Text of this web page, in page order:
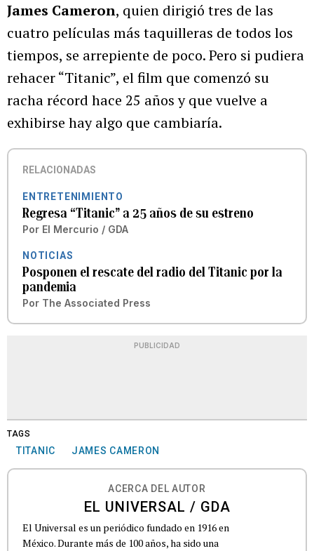
James Cameron, quien dirigió tres de las
cuatro películas más taquilleras de todos los
tiempos, se arrepiente de poco. Pero si pudiera
rehacer “Titanic”, el film que comenzó su
racha récord hace 25 años y que vuelve a
exhibirse hay algo que cambiaría.
RELACIONADAS
ENTRETENIMIENTO
Regresa “Titanic” a 25 años de su estreno
Por El Mercurio / GDA
NOTICIAS
Posponen el rescate del radio del Titanic por la
pandemia
Por The Associated Press
PUBLICIDAD
TAGS
TITANIC JAMES CAMERON
ACERCA DEL AUTOR
EL UNIVERSAL / GDA
El Universal es un periódico fundado en 1916 en
México. Durante más de 100 años, ha sido una